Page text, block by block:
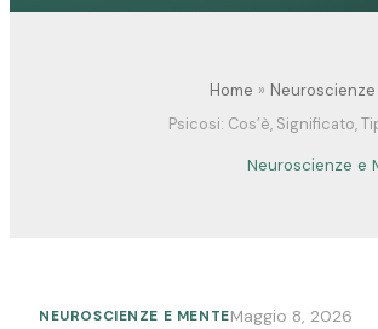
Home
Psicosi: Cos’è, Significato,
Neuroscienze e
NEUROSCIENZE E MENTEMaggio 8, 2026